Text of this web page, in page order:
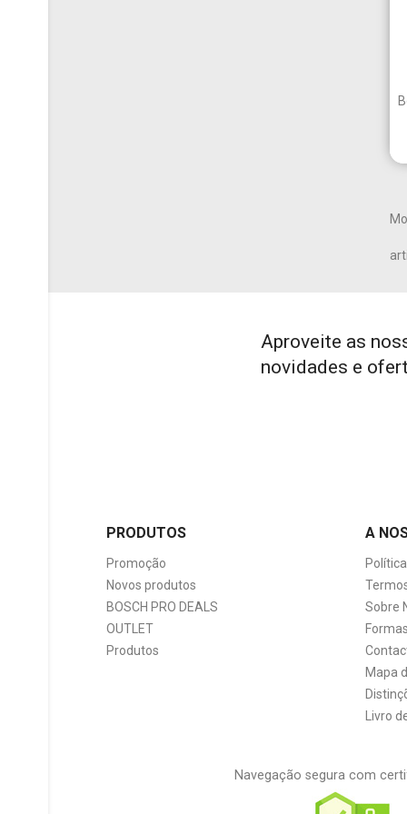
Aproveite as
novidades e
PRODUTOS
Promoção
Novos produtos
BOSCH PRO DEALS
OUTLET
Produtos
A
Sobre
Mapa
Livro
Navegação segura com